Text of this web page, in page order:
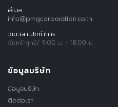
Search
อีเมล
info@pmgcorporation.co.th
วันเวลาเปิดทำการ
จันทร์-ศุกร์/ 9:00 น. - 18:00 น.
ข้อมูลบริษัท
ข้อมูลบริษัท
ติดต่อเรา